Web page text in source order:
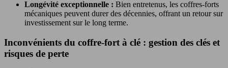
Longévité exceptionnelle : Bien entretenus, les coffres-forts
mécaniques peuvent durer des décennies, offrant un retour sur
investissement sur le long terme.
Inconvénients du coffre-fort à clé : gestion des clés et
risques de perte